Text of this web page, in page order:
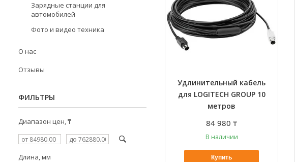
Удлинительный кабель
для LOGITECH GROUP 10
метров
84 980 ₸
В наличии
Купить
Зарядные станции для
автомобилей
Фото и видео техника
О нас
Отзывы
ФИЛЬТРЫ
Диапазон цен, ₸
Длина, мм